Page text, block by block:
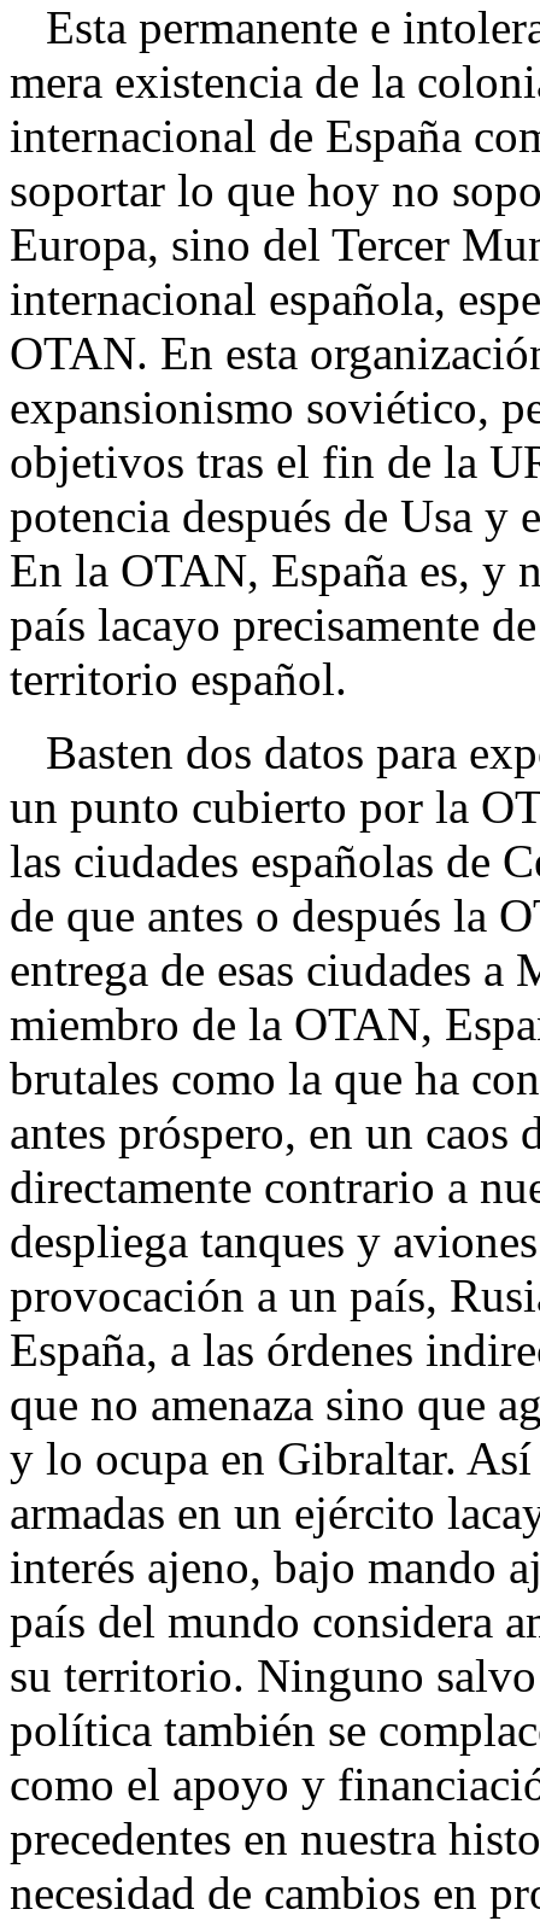
Esta permanente e
mera existencia de la
internacional de España
soportar lo que hoy no
Europa, sino del Tercer
internacional española,
OTAN. En esta
expansionismo soviético,
objetivos tras el fin de la
potencia después de Usa y
En la OTAN, España es, y
país lacayo precisamente
territorio español.
Basten dos datos para
un punto cubierto por la
las ciudades españolas de
de que antes o después la
entrega de esas ciudades
miembro de la OTAN,
brutales como la que ha
antes próspero, en un caos
directamente contrario a
despliega tanques y
provocación a un país,
España, a las órdenes
que no amenaza sino que
y lo ocupa en Gibraltar.
armadas en un ejército
interés ajeno, bajo mando
país del mundo considera
su territorio. Ninguno
política también se
como el apoyo y
precedentes en nuestra
necesidad de cambios en